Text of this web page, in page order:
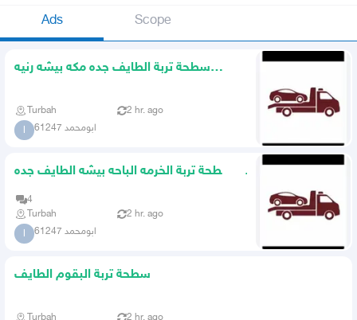
Ads Scope
سطحة تربة الطايف جده مكه بيشه رنيه
Turbah 2 hr. ago
ا ابومحمد 61247
سطحة تربة الخرمه الباحه بيشه الطايف جده
4
Turbah
2 hr. ago
ا ابومحمد 61247
سطحة تربة البقوم الطايف